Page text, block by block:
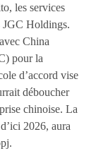
les services
JGC Holdings.
China
pour la
d’accord vise
déboucher
chinoise. La
2026, aura